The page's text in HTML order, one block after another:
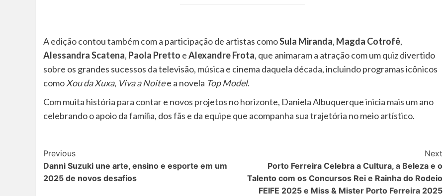
A edição contou também com a participação de artistas comoSula Miranda, Magda Cotrofê,
Alessandra Scatena, Paola Pretto eAlexandre Frota, que animaram a atração com um quiz divertido
sobre os grandes sucessos da televisão, música e cinema daquela década, incluindo programas icônicos
comoXou da Xuxa, Viva a Noitee a novela Top Model.
Com muita história para contar e novos projetos no horizonte, Daniela Albuquerque inicia mais um ano
celebrando o apoio da família, dos fãs e da equipe que acompanha sua trajetória no meio artístico.
Post
Navigation
Previous
Danni Suzuki une arte, ensino e esporte em um
2025 de novos desafios
Next
Porto Ferreira Celebra a Cultura, a Beleza e o
Talento com os Concursos Rei e Rainha do Rodeio
FEIFE 2025 e Miss & Mister Porto Ferreira 2025